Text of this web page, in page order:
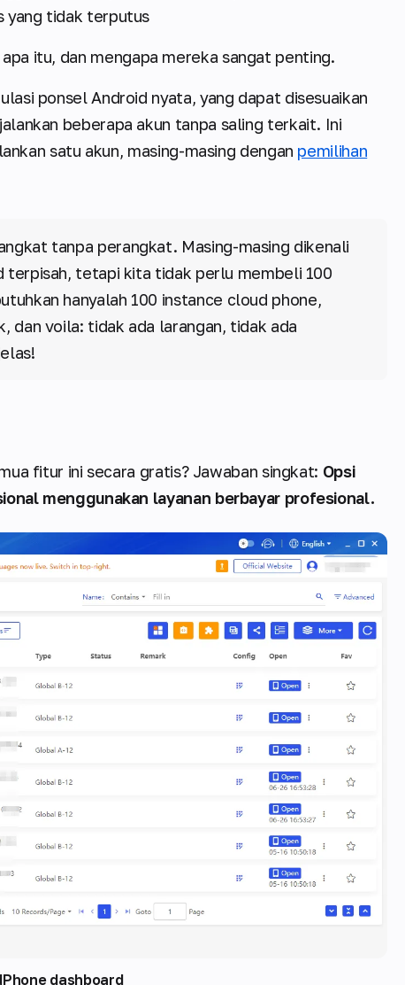
yang tidak terputus
apa itu, dan mengapa mereka sangat penting.
ponsel Android nyata, yang dapat disesuaikan
beberapa akun tanpa saling terkait. Ini
satu akun, masing-masing dengan pemilihan
tanpa perangkat. Masing-masing dikenali
tetapi kita tidak perlu membeli 100
hanyalah 100 instance cloud phone,
dan voila: tidak ada larangan, tidak ada
fitur ini secara gratis? Jawaban singkat: Opsi
menggunakan layanan berbayar profesional.
dashboard